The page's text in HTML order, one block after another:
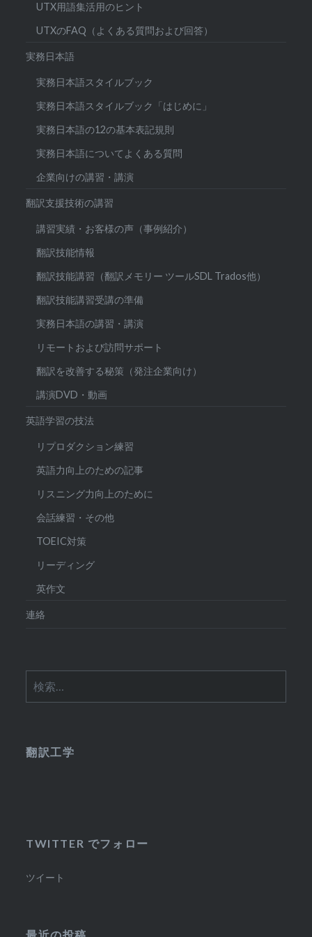
UTX用語集活用のヒント
UTXのFAQ（よくある質問および回答）
実務日本語
実務日本語スタイルブック
実務日本語スタイルブック「はじめに」
実務日本語の12の基本表記規則
実務日本語についてよくある質問
企業向けの講習・講演
翻訳支援技術の講習
講習実績・お客様の声（事例紹介）
翻訳技能情報
翻訳技能講習（翻訳メモリー ツールSDL Trados他）
翻訳技能講習受講の準備
実務日本語の講習・講演
リモートおよび訪問サポート
翻訳を改善する秘策（発注企業向け）
講演DVD・動画
英語学習の技法
リプロダクション練習
英語力向上のための記事
リスニング力向上のために
会話練習・その他
TOEIC対策
リーディング
英作文
連絡
索:
翻訳工学
TWITTER でフォロー
ツイート